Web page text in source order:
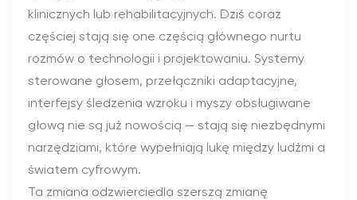
klinicznych lub rehabilitacyjnych. Dziś coraz
częściej stają się one częścią głównego nurtu
rozmów o technologii i projektowaniu. Systemy
sterowane głosem, przełączniki adaptacyjne,
interfejsy śledzenia wzroku i myszy obsługiwane
głową nie są już nowością — stają się niezbędnymi
narzędziami, które wypełniają lukę między ludźmi a
światem cyfrowym.
Ta zmiana odzwierciedla szerszą zmianę